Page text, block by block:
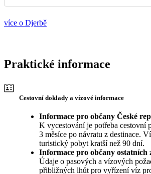
více o Djerbě
Praktické informace
Cestovní doklady a vízové informace
Informace pro občany České
K vycestování je potřeba cestovní
3 měsíce po návratu z destinace.
turistický pobyt kratší než 90 dní.
Informace pro občany ostatních
Údaje o pasových a vízových
přibližných lhůt pro vyřízení víz